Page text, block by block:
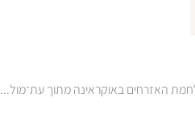
האזרחים באוקראינה מתוך עת־מול...